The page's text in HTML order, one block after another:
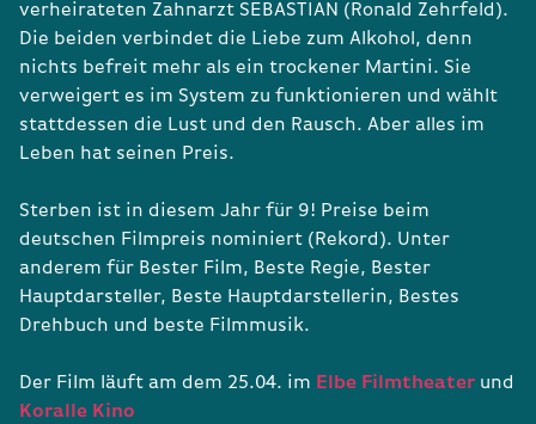
verheirateten Zahnarzt SEBASTIAN (Ronald Zehrfeld).
Die beiden verbindet die Liebe zum Alkohol, denn
nichts befreit mehr als ein trockener Martini. Sie
verweigert es im System zu funktionieren und wählt
stattdessen die Lust und den Rausch. Aber alles im
Leben hat seinen Preis.
Sterben ist in diesem Jahr für 9! Preise beim
deutschen Filmpreis nominiert (Rekord). Unter
anderem für Bester Film, Beste Regie, Bester
Hauptdarsteller, Beste Hauptdarstellerin, Bestes
Drehbuch und beste Filmmusik.
Der Film läuft am dem 25.04. im Elbe Filmtheater und
Koralle Kino